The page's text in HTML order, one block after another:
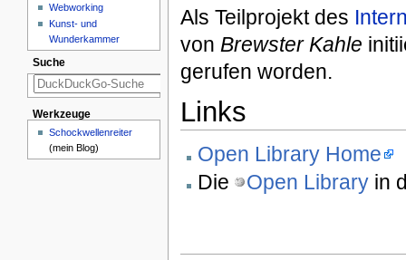
Als Teilprojekt des
von Brewster Kahle
gerufen worden.
Links
Open Library Home
Die
Open Libraryin
Webworking
Kunst- und
Wunderkammer
Suche
Werkzeuge
Schockwellenreiter
(mein Blog)